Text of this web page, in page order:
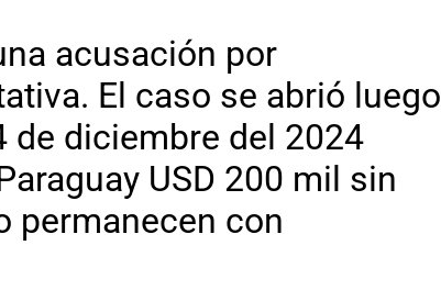
acusación por
El caso se abrió luego
de diciembre del 2024
USD 200 mil sin
permanecen con